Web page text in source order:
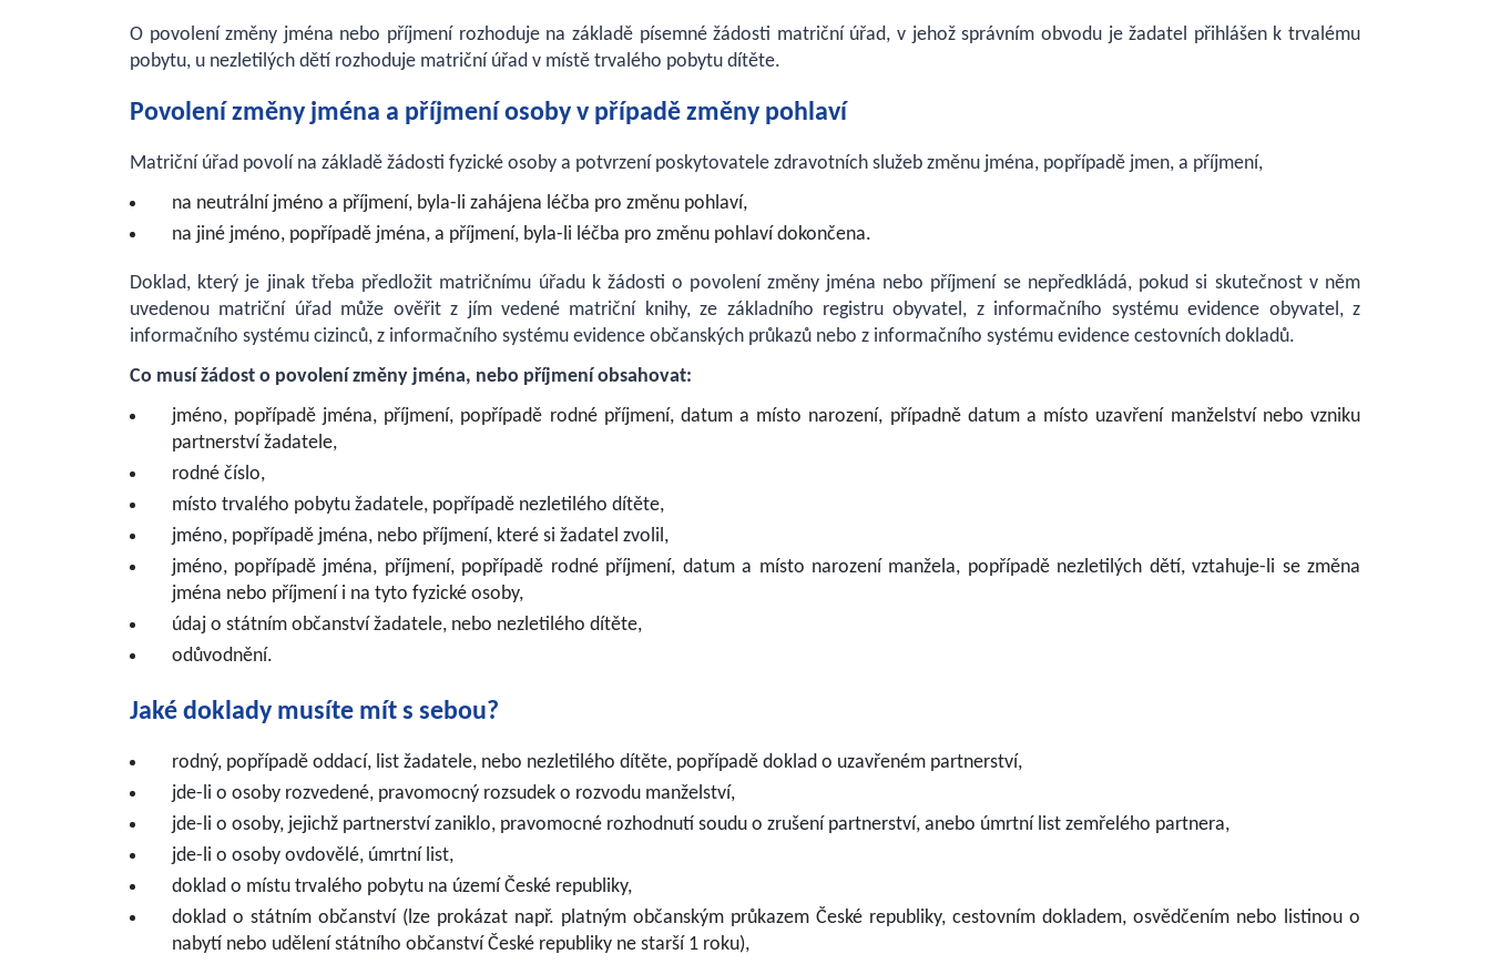
O povolení změny jména nebo příjmení rozhoduje na základě písemné žádosti matriční úřad, v jehož správním obvodu je žadatel přihlášen k trvalému
pobytu, u nezletilých dětí rozhoduje matriční úřad v místě trvalého pobytu dítěte.
Povolení změny jména a příjmení osoby v případě změny pohlaví
Matriční úřad povolí na základě žádosti fyzické osoby a potvrzení poskytovatele zdravotních služeb změnu jména, popřípadě jmen, a příjmení,
na neutrální jméno a příjmení, byla-li zahájena léčba pro změnu pohlaví,
na jiné jméno, popřípadě jména, a příjmení, byla-li léčba pro změnu pohlaví dokončena.
Doklad, který je jinak třeba předložit matričnímu úřadu k žádosti o povolení změny jména nebo příjmení se nepředkládá, pokud si skutečnost v něm
uvedenou matriční úřad může ověřit z jím vedené matriční knihy, ze základního registru obyvatel, z informačního systému evidence obyvatel, z
informačního systému cizinců, z informačního systému evidence občanských průkazů nebo z informačního systému evidence cestovních dokladů.
Co musí žádost o povolení změny jména, nebo příjmení obsahovat:
jméno, popřípadě jména, příjmení, popřípadě rodné příjmení, datum a místo narození, případně datum a místo uzavření manželství nebo vzniku
partnerství žadatele,
rodné číslo,
místo trvalého pobytu žadatele, popřípadě nezletilého dítěte,
jméno, popřípadě jména, nebo příjmení, které si žadatel zvolil,
jméno, popřípadě jména, příjmení, popřípadě rodné příjmení, datum a místo narození manžela, popřípadě nezletilých dětí, vztahuje-li se změna
jména nebo příjmení i na tyto fyzické osoby,
údaj o státním občanství žadatele, nebo nezletilého dítěte,
odůvodnění.
Jaké doklady musíte mít s sebou?
rodný, popřípadě oddací, list žadatele, nebo nezletilého dítěte, popřípadě doklad o uzavřeném partnerství,
jde-li o osoby rozvedené, pravomocný rozsudek o rozvodu manželství,
jde-li o osoby, jejichž partnerství zaniklo, pravomocné rozhodnutí soudu o zrušení partnerství, anebo úmrtní list zemřelého partnera,
jde-li o osoby ovdovělé, úmrtní list,
doklad o místu trvalého pobytu na území České republiky,
doklad o státním občanství (lze prokázat např. platným občanským průkazem České republiky, cestovním dokladem, osvědčením nebo listinou o
nabytí nebo udělení státního občanství České republiky ne starší 1 roku),